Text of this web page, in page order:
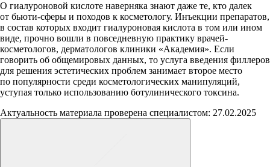
О гиалуроновой кислоте наверняка знают даже те, кто далек
от бьюти-сферы и походов к косметологу. Инъекции препаратов,
в состав которых входит гиалуроновая кислота в том или ином
виде, прочно вошли в повседневную практику врачей-
косметологов, дерматологов клиники «Академия». Если
говорить об общемировых данных, то услуга введения филлеров
для решения эстетических проблем занимает второе место
по популярности среди косметологических манипуляций,
уступая только использованию ботулинического токсина.
Актуальность материала проверена специалистом: 27.02.2025